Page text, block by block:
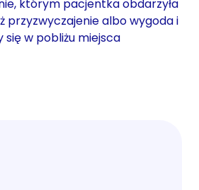
którym pacjentka obdarzyła
przyzwyczajenie albo wygoda i
w pobliżu miejsca